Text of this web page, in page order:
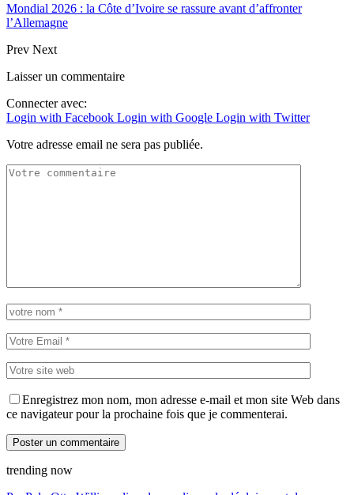
Mondial 2026 : la Côte d’Ivoire se rassure avant d’affronter
l’Allemagne
Prev Next
Laisser un commentaire
Connecter avec:
Login with Facebook Login with Google Login with Twitter
Votre adresse email ne sera pas publiée.
Enregistrez mon nom, mon adresse e-mail et mon site Web dans
ce navigateur pour la prochaine fois que je commenterai.
trending now